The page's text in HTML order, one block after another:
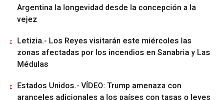
Argentina la longevidad desde la concepción a la
vejez
Letizia.- Los Reyes visitarán este miércoles las
zonas afectadas por los incendios en Sanabria y Las
Médulas
Estados Unidos.- VÍDEO: Trump amenaza con
aranceles adicionales a los países con tasas o leyes